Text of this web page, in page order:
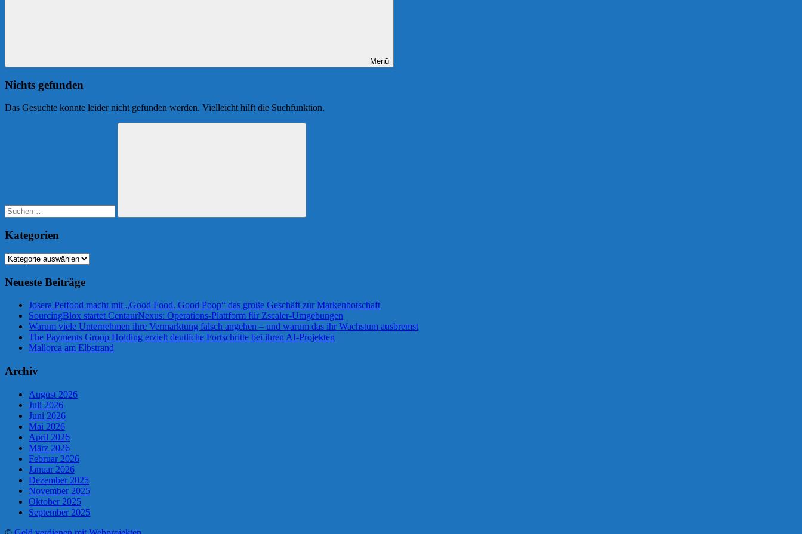
Menü
Nichts gefunden
Das Gesuchte konnte leider nicht gefunden werden. Vielleicht hilft die Suchfunktion.
Suchen
Kategorien
Kategorien
Neueste Beiträge
Josera Petfood macht mit „Good Food. Good Poop“ das große Geschäft zur Markenbotschaft
SourcingBlox startet CentaurNexus: Operations-Plattform für Zscaler-Umgebungen
Warum viele Unternehmen ihre Vermarktung falsch angehen – und warum das ihr Wachstum ausbremst
The Payments Group Holding erzielt deutliche Fortschritte bei ihren AI-Projekten
Mallorca am Elbstrand
Archiv
August 2026
Juli 2026
Juni 2026
Mai 2026
April 2026
März 2026
Februar 2026
Januar 2026
Dezember 2025
November 2025
Oktober 2025
September 2025